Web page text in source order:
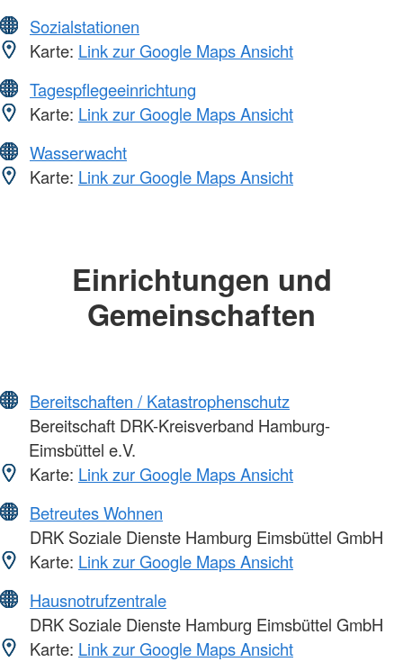
Sozialstationen
Karte: Link zur Google Maps Ansicht
Tagespflegeeinrichtung
Karte: Link zur Google Maps Ansicht
Wasserwacht
Karte: Link zur Google Maps Ansicht
Einrichtungen und
Gemeinschaften
Bereitschaften / Katastrophenschutz
Bereitschaft DRK-Kreisverband Hamburg-
Eimsbüttel e.V.
Karte: Link zur Google Maps Ansicht
Betreutes Wohnen
DRK Soziale Dienste Hamburg Eimsbüttel GmbH
Karte: Link zur Google Maps Ansicht
Hausnotrufzentrale
DRK Soziale Dienste Hamburg Eimsbüttel GmbH
Karte: Link zur Google Maps Ansicht